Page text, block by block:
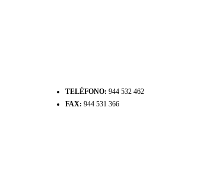
TELÉFONO: 944 532 462
FAX: 944 531 366